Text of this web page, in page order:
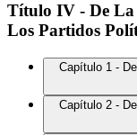
Título IV - De La
Los Partidos
Capítulo 1 -
Capítulo 2 -